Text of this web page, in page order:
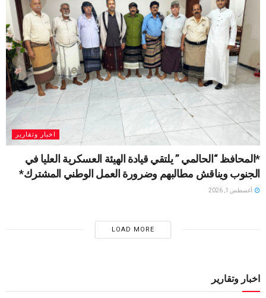
اخبار وتقارير
*المحافظ “الحالمي ” يلتقي قيادة الهيئة العسكرية العليا في
الجنوب ويناقش مطالبهم وضرورة العمل الوطني المشترك*
أغسطس 1, 2026
LOAD MORE
اخبار وتقارير